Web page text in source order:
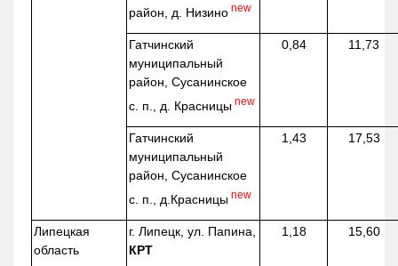
район, д. Низино new
Гатчинский
муниципальный
район, Сусанинское
с. п., д. Красницы new
0,84 11,73
Гатчинский
муниципальный
район, Сусанинское
с. п., д.Красницы new
1,43 17,53
Липецкая
область
г. Липецк, ул. Папина,
КРТ
1,18 15,60